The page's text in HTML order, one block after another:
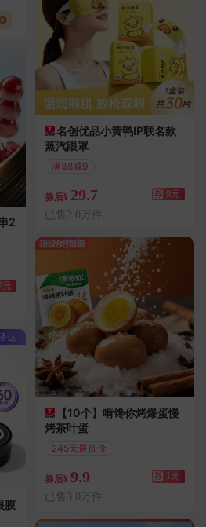
2
元
达
膜
名创优品小黄鸭IP联名款
蒸汽眼罩
满38减9
券后¥ 29.7 券 9元
已售2.0万件
【10个】啃馋你烤爆蛋慢
烤茶叶蛋
245天最低价
券后¥ 9.9 券 1元
已售3.0万件